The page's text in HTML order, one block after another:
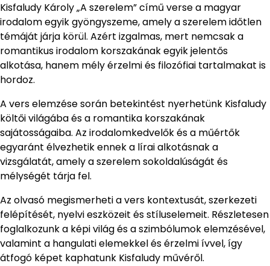
Kisfaludy Károly „A szerelem” című verse a magyar
irodalom egyik gyöngyszeme, amely a szerelem időtlen
témáját járja körül. Azért izgalmas, mert nemcsak a
romantikus irodalom korszakának egyik jelentős
alkotása, hanem mély érzelmi és filozófiai tartalmakat is
hordoz.
A vers elemzése során betekintést nyerhetünk Kisfaludy
költői világába és a romantika korszakának
sajátosságaiba. Az irodalomkedvelők és a műértők
egyaránt élvezhetik ennek a lírai alkotásnak a
vizsgálatát, amely a szerelem sokoldalúságát és
mélységét tárja fel.
Az olvasó megismerheti a vers kontextusát, szerkezeti
felépítését, nyelvi eszközeit és stíluselemeit. Részletesen
foglalkozunk a képi világ és a szimbólumok elemzésével,
valamint a hangulati elemekkel és érzelmi ívvel, így
átfogó képet kaphatunk Kisfaludy művéről.